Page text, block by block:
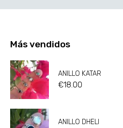
Más vendidos
ANILLO KATAR
€18.00
ANILLO DHELI